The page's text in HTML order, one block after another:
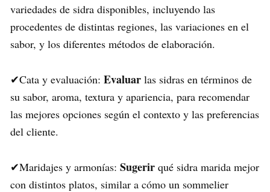
variedades de sidra disponibles, incluyendo las
procedentes de distintas regiones, las variaciones en el
sabor, y los diferentes métodos de elaboración.
✔Cata y evaluación: Evaluar las sidras en términos de
su sabor, aroma, textura y apariencia, para recomendar
las mejores opciones según el contexto y las preferencias
del cliente.
✔Maridajes y armonías: Sugerir qué sidra marida mejor
con distintos platos, similar a cómo un sommelier